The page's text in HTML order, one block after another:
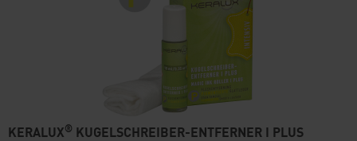
KERALUX® KUGELSCHREIBER-ENTFERNER I PLUS